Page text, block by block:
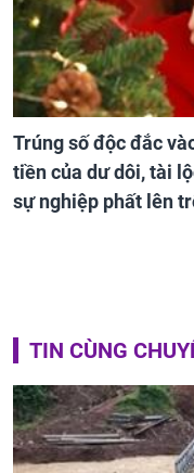
Trúng số độc đắc
tiền của dư dôi, tài
sự nghiệp phất lên
TIN CÙNG